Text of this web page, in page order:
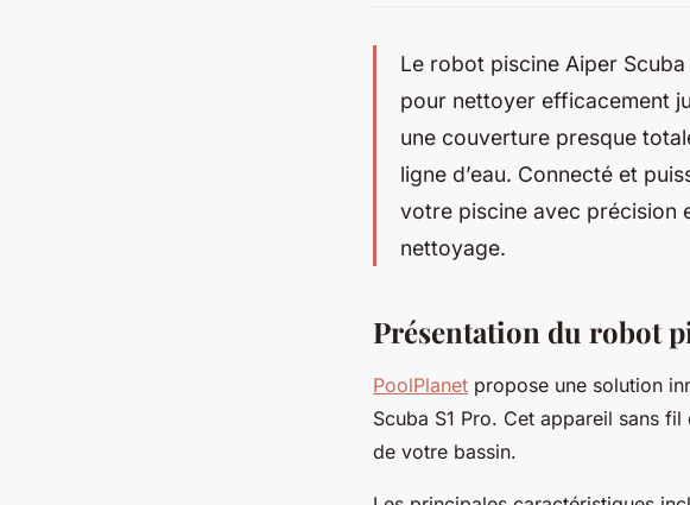
Le robot piscine Aiper
pour nettoyer efficacement
une couverture presque
ligne d’eau. Connecté et
votre piscine avec précision
nettoyage.
Présentation du robot
PoolPlanet propose une solution
Scuba S1 Pro. Cet appareil sans
de votre bassin.